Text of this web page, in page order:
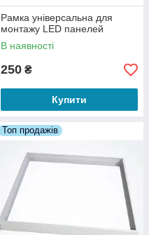
Рамка універсальна для
монтажу LED панелей
В наявності
250 ₴
Купити
Топ продажів